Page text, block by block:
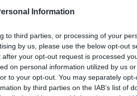
Information
to third parties, or processing of your
by us, please use the below opt-out
your opt-out request is processed
on personal information utilized by us
to your opt-out. You may separately
by third parties on the IAB’s list of
πως τα
και τους
ότι
επιχειρήσεις.